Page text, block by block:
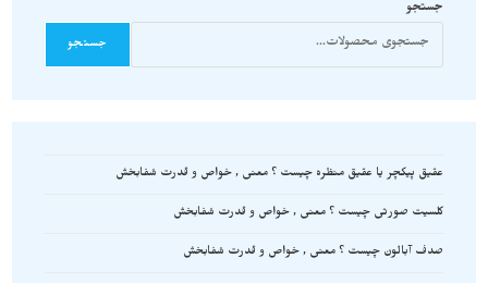
جستجو
جستجو
عقیق پیکچر یا عقیق منظره چیست ؟ معنی , خواص و قدرت شفابخش
کلسیت صورتی چیست ؟ معنی , خواص و قدرت شفابخش
صدف آبالون چیست ؟ معنی , خواص و قدرت شفابخش